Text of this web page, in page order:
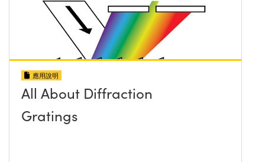
應用說明
All About Diffraction
Gratings